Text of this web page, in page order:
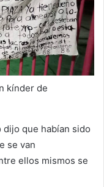
kínder de
que habían sido
se van
ellos mismos se